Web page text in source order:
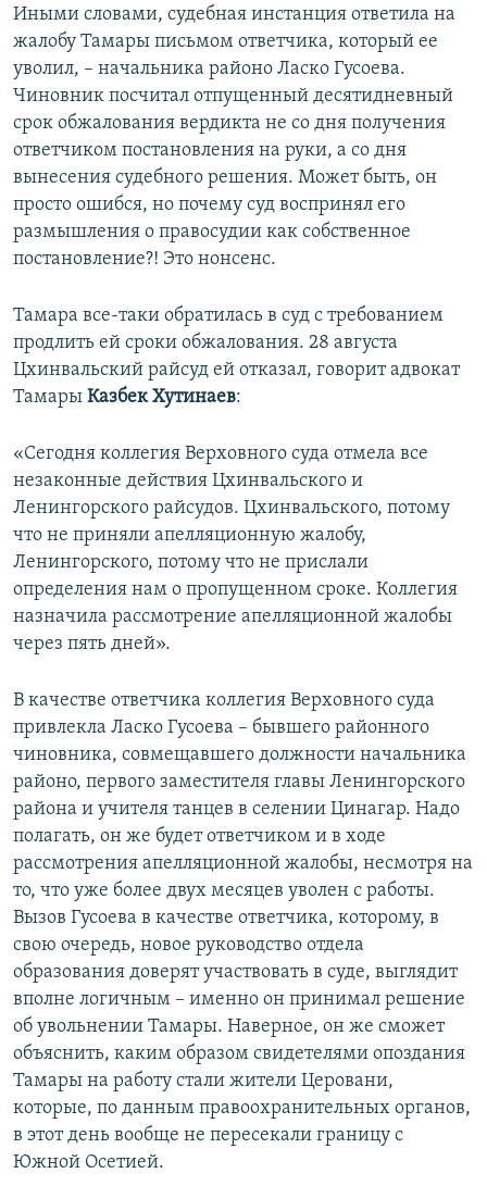
Иными словами, судебная инстанция ответила на
жалобу Тамары письмом ответчика, который ее
уволил, – начальника районо Ласко Гусоева.
Чиновник посчитал отпущенный десятидневный
срок обжалования вердикта не со дня получения
ответчиком постановления на руки, а со дня
вынесения судебного решения. Может быть, он
просто ошибся, но почему суд воспринял его
размышления о правосудии как собственное
постановление?! Это нонсенс.
Тамара все-таки обратилась в суд с требованием
продлить ей сроки обжалования. 28 августа
Цхинвальский райсуд ей отказал, говорит адвокат
Тамары Казбек Хутинаев:
«Сегодня коллегия Верховного суда отмела все
незаконные действия Цхинвальского и
Ленингорского райсудов. Цхинвальского, потому
что не приняли апелляционную жалобу,
Ленингорского, потому что не прислали
определения нам о пропущенном сроке. Коллегия
назначила рассмотрение апелляционной жалобы
через пять дней».
В качестве ответчика коллегия Верховного суда
привлекла Ласко Гусоева – бывшего районного
чиновника, совмещавшего должности начальника
районо, первого заместителя главы Ленингорского
района и учителя танцев в селении Цинагар. Надо
полагать, он же будет ответчиком и в ходе
рассмотрения апелляционной жалобы, несмотря на
то, что уже более двух месяцев уволен с работы.
Вызов Гусоева в качестве ответчика, которому, в
свою очередь, новое руководство отдела
образования доверят участвовать в суде, выглядит
вполне логичным – именно он принимал решение
об увольнении Тамары. Наверное, он же сможет
объяснить, каким образом свидетелями опоздания
Тамары на работу стали жители Церовани,
которые, по данным правоохранительных органов,
в этот день вообще не пересекали границу с
Южной Осетией.